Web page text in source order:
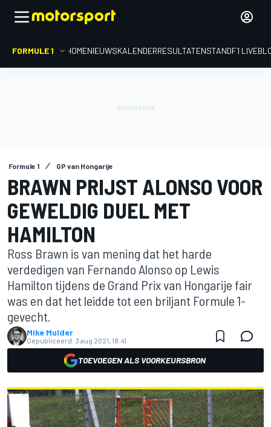
FORMULE 1 HOMENIEUWSKALENDERRESULTATENSTANDF1
Formule 1 GP van Hongarije
BRAWN PRIJST ALONSO VOOR
GEWELDIG DUEL MET
HAMILTON
Ross Brawn is van mening dat het harde
verdedigen van Fernando Alonso op Lewis
Hamilton tijdens de Grand Prix van Hongarije fair
was en dat het leidde tot een briljant Formule 1-
gevecht.
Mike Mulder
Gepubliceerd: 3 aug 2021, 18:41
TOEVOEGEN ALS VOORKEURSBRON